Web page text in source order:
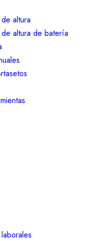
altura
altura de batería